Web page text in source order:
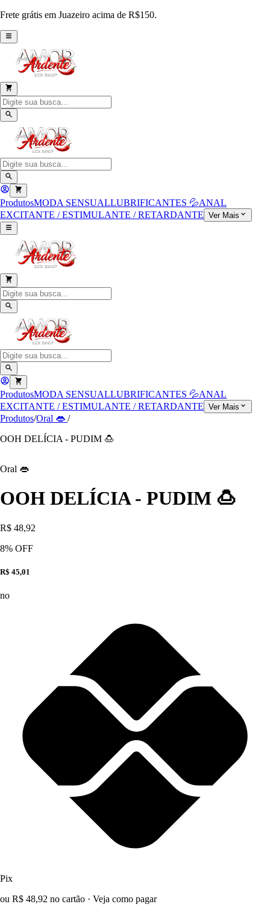
Frete grátis em Juazeiro acima de R$150.
ProdutosMODA SENSUALLUBRIFICANTES 💦ANAL
EXCITANTE / ESTIMULANTE / RETARDANTE Ver Mais
ProdutosMODA SENSUALLUBRIFICANTES 💦ANAL
EXCITANTE / ESTIMULANTE / RETARDANTE Ver Mais
Produtos/Oral 👄 /
OOH DELÍCIA - PUDIM 🍮
Oral 👄
OOH DELÍCIA - PUDIM 🍮
R$ 48,92
8% OFF
R$ 45,01
no
Pix
ou R$ 48,92 no cartão · Veja como pagar